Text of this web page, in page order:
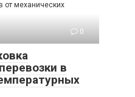
от механических
0
в